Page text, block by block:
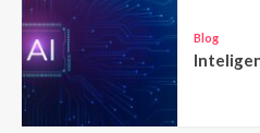
Blog